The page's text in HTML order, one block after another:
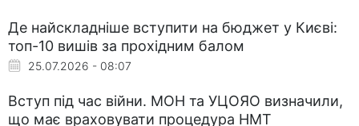
Де найскладніше вступити на бюджет у Києві:
топ-10 вишів за прохідним балом
25.07.2026 - 08:07
Вступ під час війни. МОН та УЦОЯО визначили,
що має враховувати процедура НМТ